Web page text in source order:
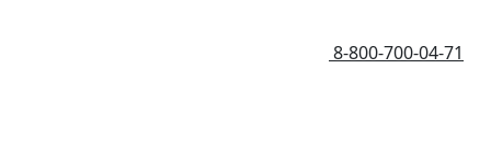
8-800-700-04-71